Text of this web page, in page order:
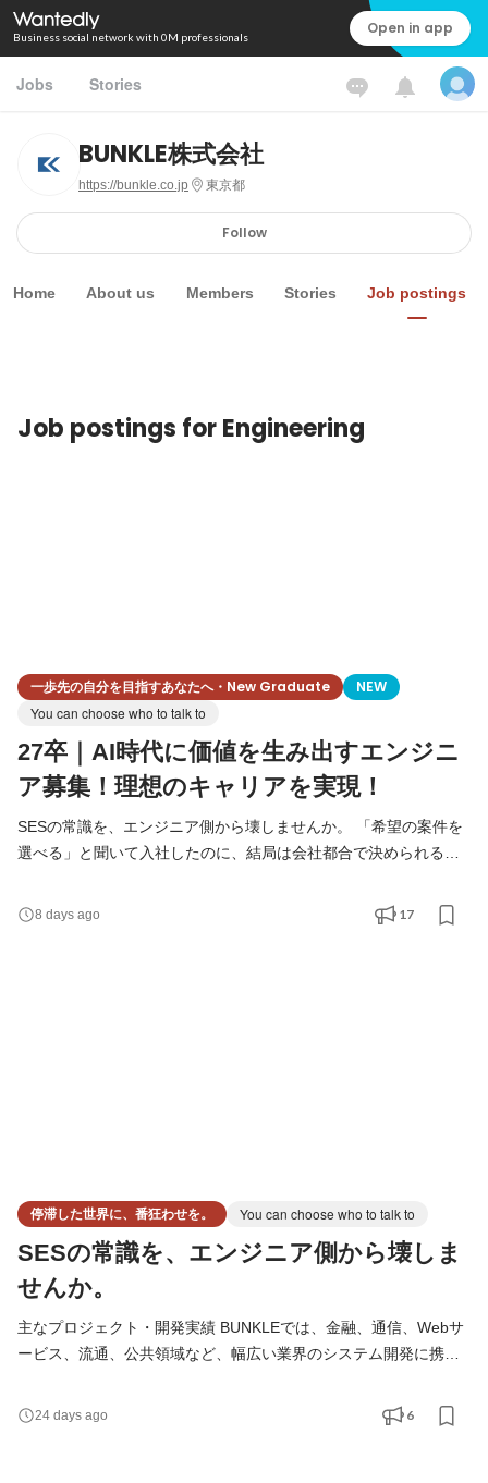
Business social network with 0M professionals Open in app
Jobs Stories
BUNKLE株式会社
https://bunkle.co.jp 東京都
Follow
Home About us Members Stories Job postings
Job postings for Engineering
一歩先の自分を目指すあなたへ・New Graduate
NEW
You can choose who to talk to
27卒｜AI時代に価値を生み出すエンジニ
ア募集！理想のキャリアを実現！
SESの常識を、エンジニア側から壊しませんか。 「希望の案件を
選べる」と聞いて入社したのに、結局は会社都合で決められる。
ばかり。 現場で成果を出しても、自分の会社とのつながりが薄
8 days ago 17
停滞した世界に、番狂わせを。 You can choose who to talk to
SESの常識を、エンジニア側から壊しま
せんか。
主なプロジェクト・開発実績 BUNKLEでは、金融、通信、Webサ
ービス、流通、公共領域など、幅広い業界のシステム開発に携わ
るWebサービスなど、社会や企業活動を支えるプロジェクトが中
24 days ago 6